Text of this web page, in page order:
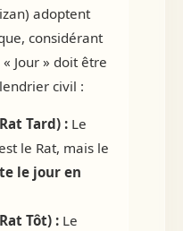
adoptent
considérant
Jour » doit être
civil :
Tard) : Le
le Rat, mais le
le jour en
Tôt) : Le